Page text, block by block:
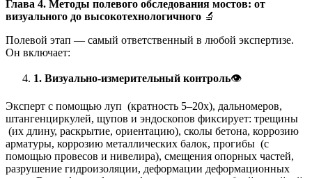
Глава 4. Методы полевого обследования мостов: от
визуального до высокотехнологичного 🔬
Полевой этап — самый ответственный в любой экспертизе.
Он включает:
1. Визуально-измерительный контроль👁️
Эксперт с помощью луп (кратность 5–20х), дальномеров,
штангенциркулей, щупов и эндоскопов фиксирует: трещины
(их длину, раскрытие, ориентацию), сколы бетона, коррозию
арматуры, коррозию металлических балок, прогибы (с
помощью провесов и нивелира), смещения опорных частей,
разрушение гидроизоляции, деформации деформационных